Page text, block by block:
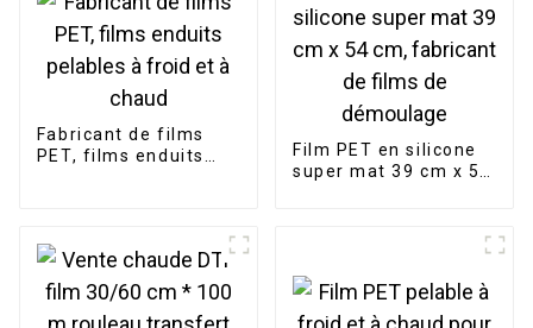
Fabricant de films
PET, films enduits
Film PET en silicone
super mat 39 cm x 54